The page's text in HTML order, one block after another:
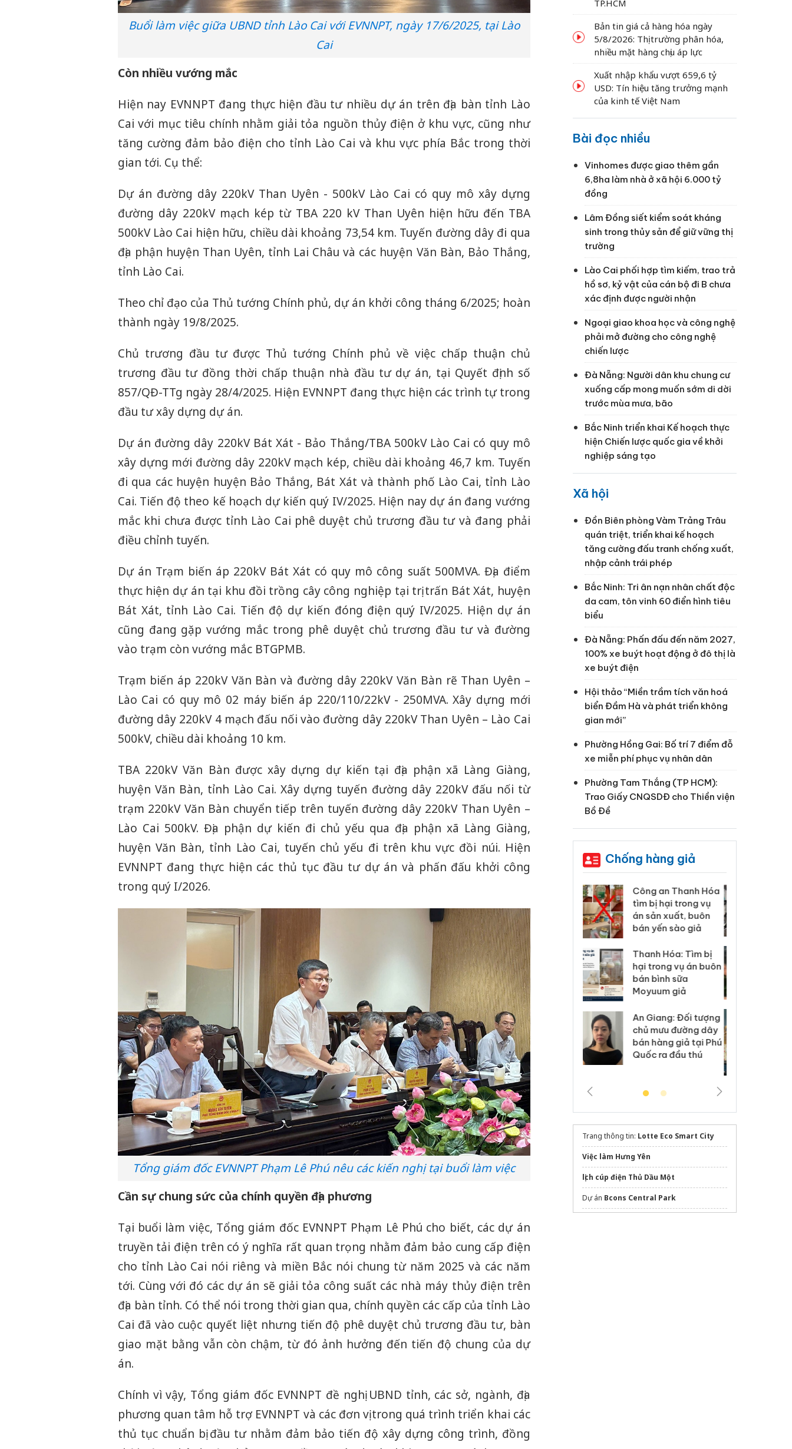
Buổi làm việc giữa UBND tỉnh Lào Cai với EVNNPT, ngày 17/6/2025, tại Lào
Cai
Còn nhiều vướng mắc
Hiện nay EVNNPT đang thực hiện đầu tư nhiều dự án trên địa bàn tỉnh Lào
Cai với mục tiêu chính nhằm giải tỏa nguồn thủy điện ở khu vực, cũng như
tăng cường đảm bảo điện cho tỉnh Lào Cai và khu vực phía Bắc trong thời
gian tới. Cụ thể:
Dự án đường dây 220kV Than Uyên - 500kV Lào Cai có quy mô xây dựng
đường dây 220kV mạch kép từ TBA 220 kV Than Uyên hiện hữu đến TBA
500kV Lào Cai hiện hữu, chiều dài khoảng 73,54 km. Tuyến đường dây đi qua
địa phận huyện Than Uyên, tỉnh Lai Châu và các huyện Văn Bàn, Bảo Thắng,
tỉnh Lào Cai.
Theo chỉ đạo của Thủ tướng Chính phủ, dự án khởi công tháng 6/2025; hoàn
thành ngày 19/8/2025.
Chủ trương đầu tư được Thủ tướng Chính phủ về việc chấp thuận chủ
trương đầu tư đồng thời chấp thuận nhà đầu tư dự án, tại Quyết định số
857/QĐ-TTg ngày 28/4/2025. Hiện EVNNPT đang thực hiện các trình tự trong
đầu tư xây dựng dự án.
Dự án đường dây 220kV Bát Xát - Bảo Thắng/TBA 500kV Lào Cai có quy mô
xây dựng mới đường dây 220kV mạch kép, chiều dài khoảng 46,7 km. Tuyến
đi qua các huyện huyện Bảo Thắng, Bát Xát và thành phố Lào Cai, tỉnh Lào
Cai. Tiến độ theo kế hoạch dự kiến quý IV/2025. Hiện nay dự án đang vướng
mắc khi chưa được tỉnh Lào Cai phê duyệt chủ trương đầu tư và đang phải
điều chỉnh tuyến.
Dự án Trạm biến áp 220kV Bát Xát có quy mô công suất 500MVA. Địa điểm
thực hiện dự án tại khu đồi trồng cây công nghiệp tại trị trấn Bát Xát, huyện
Bát Xát, tỉnh Lào Cai. Tiến độ dự kiến đóng điện quý IV/2025. Hiện dự án
cũng đang gặp vướng mắc trong phê duyệt chủ trương đầu tư và đường
vào trạm còn vướng mắc BTGPMB.
Trạm biến áp 220kV Văn Bàn và đường dây 220kV Văn Bàn rẽ Than Uyên –
Lào Cai có quy mô 02 máy biến áp 220/110/22kV - 250MVA. Xây dựng mới
đường dây 220kV 4 mạch đấu nối vào đường dây 220kV Than Uyên – Lào Cai
500kV, chiều dài khoảng 10 km.
TBA 220kV Văn Bàn được xây dựng dự kiến tại địa phận xã Làng Giàng,
huyện Văn Bàn, tỉnh Lào Cai. Xây dựng tuyến đường dây 220kV đấu nối từ
trạm 220kV Văn Bàn chuyển tiếp trên tuyến đường dây 220kV Than Uyên –
Lào Cai 500kV. Địa phận dự kiến đi chủ yếu qua địa phận xã Làng Giàng,
huyện Văn Bàn, tỉnh Lào Cai, tuyến chủ yếu đi trên khu vực đồi núi. Hiện
EVNNPT đang thực hiện các thủ tục đầu tư dự án và phấn đấu khởi công
trong quý I/2026.
Tổng giám đốc EVNNPT Phạm Lê Phú nêu các kiến nghị tại buổi làm việc
Cần sự chung sức của chính quyền địa phương
Tại buổi làm việc, Tổng giám đốc EVNNPT Phạm Lê Phú cho biết, các dự án
truyền tải điện trên có ý nghĩa rất quan trọng nhằm đảm bảo cung cấp điện
cho tỉnh Lào Cai nói riêng và miền Bắc nói chung từ năm 2025 và các năm
tới. Cùng với đó các dự án sẽ giải tỏa công suất các nhà máy thủy điện trên
địa bàn tỉnh. Có thể nói trong thời gian qua, chính quyền các cấp của tỉnh Lào
Cai đã vào cuộc quyết liệt nhưng tiến độ phê duyệt chủ trương đầu tư, bàn
giao mặt bằng vẫn còn chậm, từ đó ảnh hưởng đến tiến độ chung của dự
án.
Chính vì vậy, Tổng giám đốc EVNNPT đề nghị UBND tỉnh, các sở, ngành, địa
phương quan tâm hỗ trợ EVNNPT và các đơn vị trong quá trình triển khai các
thủ tục chuẩn bị đầu tư nhằm đảm bảo tiến độ xây dựng công trình, đồng
TP.HCM
Bản tin giá cả hàng hóa ngày
5/8/2026: Thị trường phân hóa,
nhiều mặt hàng chịu áp lực
Xuất nhập khẩu vượt 659,6 tỷ
USD: Tín hiệu tăng trưởng mạnh
của kinh tế Việt Nam
Bài đọc nhiều
Vinhomes được giao thêm gần
6,8ha làm nhà ở xã hội 6.000 tỷ
đồng
Lâm Đồng siết kiểm soát kháng
sinh trong thủy sản để giữ vững thị
trường
Lào Cai phối hợp tìm kiếm, trao trả
hồ sơ, kỷ vật của cán bộ đi B chưa
xác định được người nhận
Ngoại giao khoa học và công nghệ
phải mở đường cho công nghệ
chiến lược
Đà Nẵng: Người dân khu chung cư
xuống cấp mong muốn sớm di dời
trước mùa mưa, bão
Bắc Ninh triển khai Kế hoạch thực
hiện Chiến lược quốc gia về khởi
nghiệp sáng tạo
Xã hội
Đồn Biên phòng Vàm Trảng Trâu
quán triệt, triển khai kế hoạch
tăng cường đấu tranh chống xuất,
nhập cảnh trái phép
Bắc Ninh: Tri ân nạn nhân chất độc
da cam, tôn vinh 60 điển hình tiêu
biểu
Đà Nẵng: Phấn đấu đến năm 2027,
100% xe buýt hoạt động ở đô thị là
xe buýt điện
Hội thảo “Miền trầm tích văn hoá
biển Đầm Hà và phát triển không
gian mới”
Phường Hồng Gai: Bố trí 7 điểm đỗ
xe miễn phí phục vụ nhân dân
Phường Tam Thắng (TP HCM):
Trao Giấy CNQSDĐ cho Thiền viện
Bồ Đề
Chống hàng giả
án sản xuất, buôn
bán yến sào giả
Thanh Hóa: Tìm bị
hại trong vụ án buôn
bán bình sữa
Moyuum giả
An Giang: Đối tượng
chủ mưu đường dây
bán hàng giả tại Phú
Quốc ra đầu thú
Lào Cai xử lý 83 vụ vi
phạm thương mại
trong tháng 7
Hưng Yên: Xử lý 6 hộ
kinh doanh bán hàng
giả mạo nhãn hiệu
Adidas, Nike
Cà Mau: Tiêu hủy
công khai hàng ngàn
sản phẩm nhập lậu,
bảo vệ môi trường
Trang thông tin: Lotte Eco Smart City
Việc làm Hưng Yên
lịch cúp điện Thủ Dầu Một
Dự án Bcons Central Park